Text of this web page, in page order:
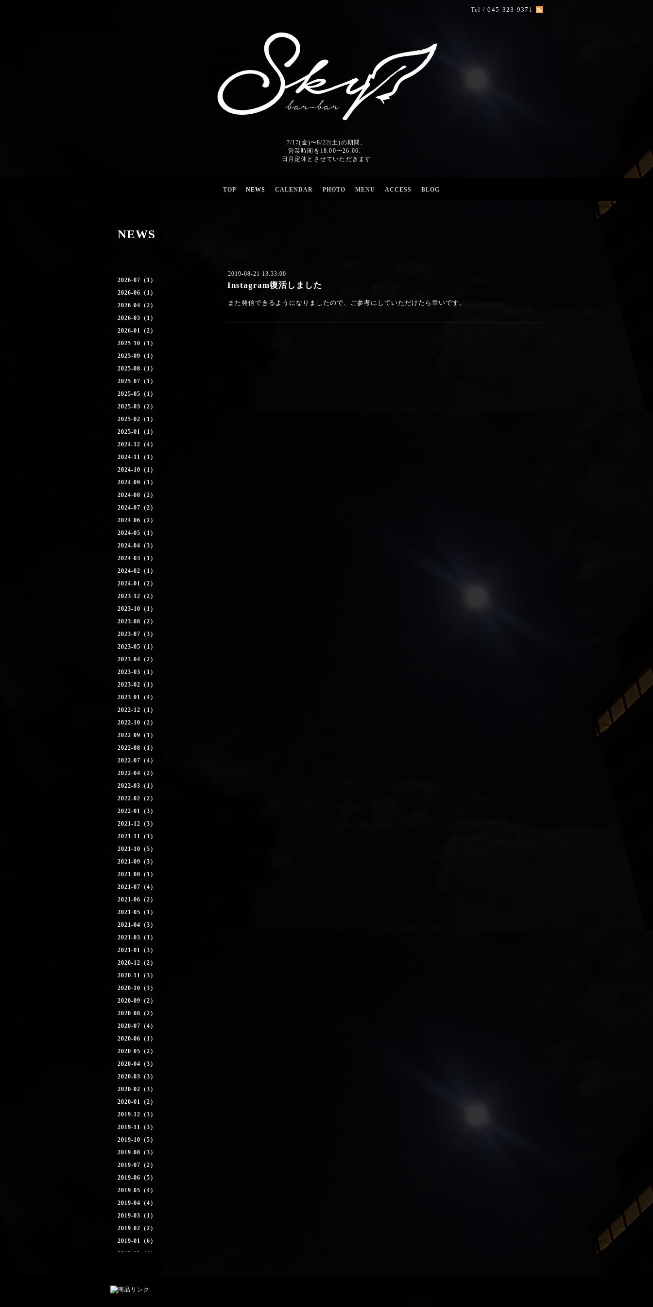
Tel / 045-323-9371
7/17(金)〜8/22(土)の期間、
営業時間を18:00〜26:00、
日月定休とさせていただきます
TOP NEWS CALENDAR PHOTO MENU ACCESS BLOG
2026-07（1）
2026-06（1）
2026-04（2）
2026-03（1）
2026-01（2）
2025-10（1）
2025-09（1）
2025-08（1）
2025-07（1）
2025-05（1）
2025-03（2）
2025-02（1）
2025-01（1）
2024-12（4）
2024-11（1）
2024-10（1）
2024-09（1）
2024-08（2）
2024-07（2）
2024-06（2）
2024-05（1）
2024-04（3）
2024-03（1）
2024-02（1）
2024-01（2）
2023-12（2）
2023-10（1）
2023-08（2）
2023-07（3）
2023-05（1）
2023-04（2）
2023-03（1）
2023-02（1）
2023-01（4）
2022-12（1）
2022-10（2）
2022-09（1）
2022-08（1）
2022-07（4）
2022-04（2）
2022-03（1）
2022-02（2）
2022-01（3）
2021-12（3）
2021-11（1）
2021-10（5）
2021-09（3）
2021-08（1）
2021-07（4）
2021-06（2）
2021-05（1）
2021-04（3）
2021-03（1）
2021-01（3）
2020-12（2）
2020-11（3）
2020-10（3）
2020-09（2）
2020-08（2）
2020-07（4）
2020-06（1）
2020-05（2）
2020-04（3）
2020-03（3）
2020-02（3）
2020-01（2）
2019-12（3）
2019-11（3）
2019-10（5）
2019-08（3）
2019-07（2）
2019-06（5）
2019-05（4）
2019-04（4）
2019-03（1）
2019-02（2）
2019-01（6）
2018-12（4）
2018-09（1）
NEWS
2019-08-21 13:33:00
Instagram復活しました
また発信できるようになりましたので、ご参考にしていただけたら幸いです。